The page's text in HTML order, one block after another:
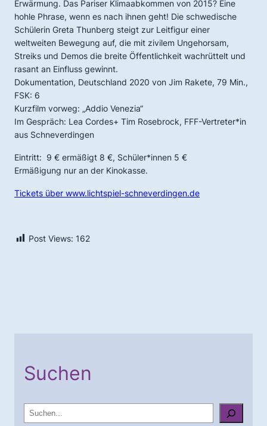
Erwärmung. Das Pariser Klimaabkommen von 2015? Eine
hohle Phrase, wenn es nach ihnen geht! Die schwedische
Schülerin Greta Thunberg steigt zur Leitfigur einer
weltweiten Bewegung auf, die mit zivilem Ungehorsam,
Streiks und Demos die breite Öffentlichkeit wachrüttelt und
rasant an Einfluss gewinnt.
Dokumentation, Deutschland 2020 von Jim Rakete, 79 Min.,
FSK: 6
Kurzfilm vorweg: „Addio Venezia“
Im Gespräch: Lea Cordes+ Tim Rosebrock, FFF-Vertreter*in
aus Schneverdingen
Eintritt: 9 € ermäßigt 8 €, Schüler*innen 5 €
Ermäßigung nur an der Kinokasse.
Tickets über www.lichtspiel-schneverdingen.de
Post Views: 162
Suchen
u